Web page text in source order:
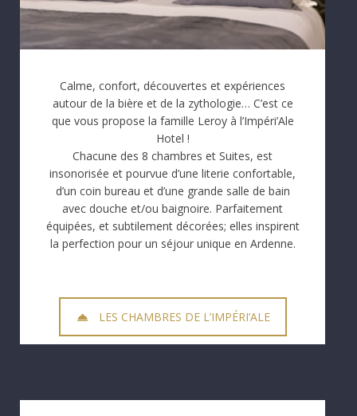
Calme, confort, découvertes et expériences
autour de la bière et de la zythologie… C’est ce
que vous propose la famille Leroy à l’Impéri’Ale
Hotel !
Chacune des 8 chambres et Suites, est
insonorisée et pourvue d’une literie confortable,
d’un coin bureau et d’une grande salle de bain
avec douche et/ou baignoire. Parfaitement
équipées, et subtilement décorées; elles inspirent
la perfection pour un séjour unique en Ardenne.
LES CHAMBRES DE L’IMPÉRI’ALE